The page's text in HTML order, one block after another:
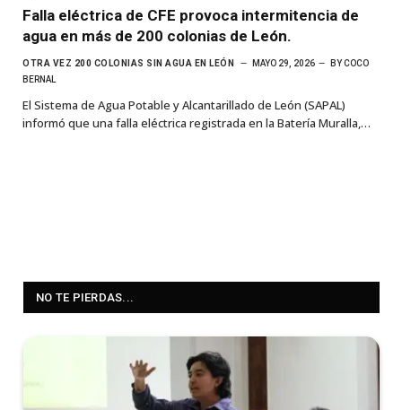
Falla eléctrica de CFE provoca intermitencia de
agua en más de 200 colonias de León.
OTRA VEZ 200 COLONIAS SIN AGUA EN LEÓN MAYO 29, 2026 BYCOCO
BERNAL
El Sistema de Agua Potable y Alcantarillado de León (SAPAL)
informó que una falla eléctrica registrada en la Batería Muralla,…
NO TE PIERDAS...